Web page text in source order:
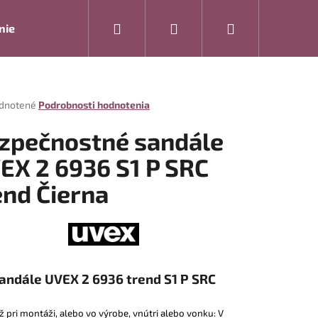
Drogéria Modelová rada ARTRA
Prihlásenie
Podrobnosti hodnotenia
sandále
2 6936 S1 P SRC
Čierna
UVEX 2 6936 trend S1 P SRC
pri montáži, alebo vo výrobe, vnútri alebo vonku: V
Nasledujúce